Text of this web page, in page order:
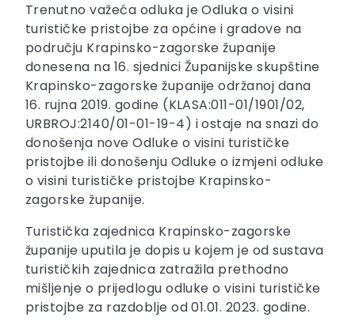
Trenutno važeća odluka je Odluka o visini
turističke pristojbe za općine i gradove na
području Krapinsko-zagorske županije
donesena na 16. sjednici Županijske skupštine
Krapinsko-zagorske županije održanoj dana
16. rujna 2019. godine (KLASA:011-01/1901/02,
URBROJ:2140/01-01-19-4) i ostaje na snazi do
donošenja nove Odluke o visini turističke
pristojbe ili donošenju Odluke o izmjeni odluke
o visini turističke pristojbe Krapinsko-
zagorske županije.
Turistička zajednica Krapinsko-zagorske
županije uputila je dopis u kojem je od sustava
turističkih zajednica zatražila prethodno
mišljenje o prijedlogu odluke o visini turističke
pristojbe za razdoblje od 01.01. 2023. godine.